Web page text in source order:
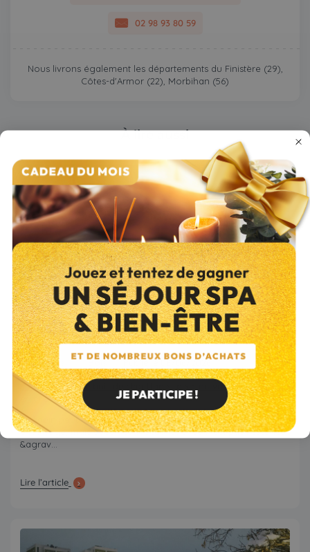
02 98 93 80 59
Nous livrons également les départements du Finistère (29),
Côtes-d'Armor (22), Morbihan (56)
À lire aussi
Conseils Bois Publié le 08/06/2026
Le sapin comme bois de chauffage : peut-on vraiment le brûler
en cheminée ?
Le sapin peut effectivement être utilisé comme bois de
chauffage, mais avec des précautions. Ce n'est pas l'essence
&agrav...
Lire l’article